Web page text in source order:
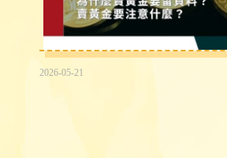
2026-05-21
賣黃金為什麼要登記？賣金